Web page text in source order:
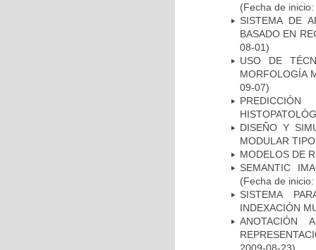
(Fecha de
SISTEMA DE
BASADO EN
08-01)
USO DE
MORFOLOGÍA
09-07)
DISEÑO Y
MODULAR
MODELOS DE
SEMANTIC
(Fecha de
SISTEMA
INDEXACIÓN
ANOTACIÓN